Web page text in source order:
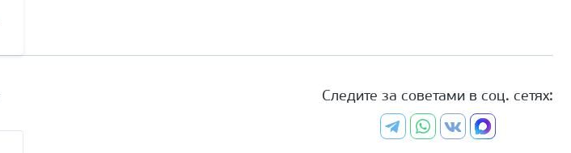
Следите за советами в соц. сетях: